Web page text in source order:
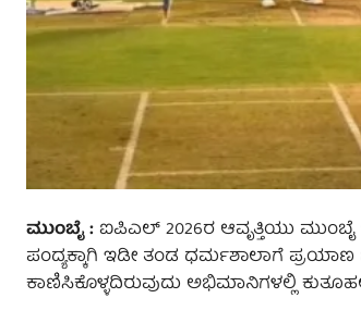
ಮುಂಬೈ:ಐಪಿಎಲ್ 2026ರ ಆವೃತ್ತಿಯು
ಪಂದ್ಯಕ್ಕಾಗಿ ಇಡೀ ತಂಡ ಧರ್ಮಶಾಲಾಗೆ
ಕಾಣಿಸಿಕೊಳ್ಳದಿರುವುದು ಅಭಿಮಾನಿಗಳಲ್ಲಿ